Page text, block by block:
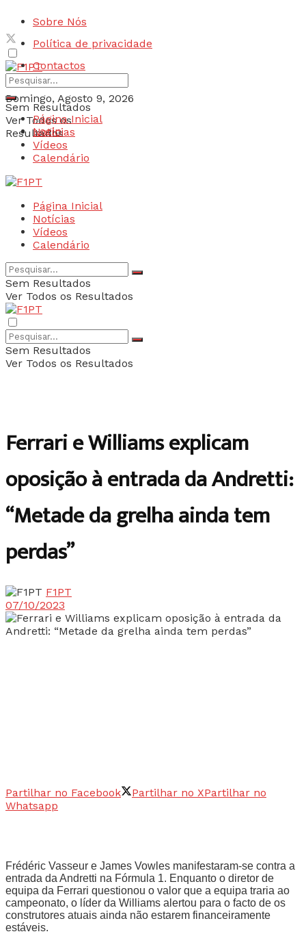
Sobre Nós
Política de privacidade
Contactos
Domingo, Agosto 9, 2026
Login
Sem Resultados
Ver Todos os
Resultados
Página Inicial
Notícias
Vídeos
Calendário
Página Inicial
Notícias
Vídeos
Calendário
Sem Resultados
Ver Todos os Resultados
Sem Resultados
Ver Todos os Resultados
Ferrari e Williams explicam
oposição à entrada da Andretti:
“Metade da grelha ainda tem
perdas”
F1PT
07/10/2023
Partilhar no Facebook Partilhar no XPartilhar no
Whatsapp
Frédéric Vasseur e James Vowles manifestaram-se contra a
entrada da Andretti na Fórmula 1. Enquanto o diretor de
equipa da Ferrari questionou o valor que a equipa traria ao
campeonato, o líder da Williams alertou para o facto de os
construtores atuais ainda não estarem financeiramente
estáveis.